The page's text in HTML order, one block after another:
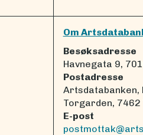
Om
Besøksadresse
Havnegata 9,
Postadresse
Artsdatabanken,
Torgarden, 7462
E-post